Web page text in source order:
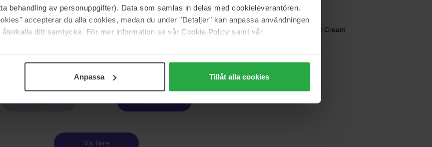
behandling av personuppgifter). Data som samlas in delas med cookieleverantören.
accepterar du alla cookies, medan du under "Detaljer" kan anpassa användningen
ditt samtycke. För mer information se vår Cookie Policy samt vår
Anpassa Tillåt alla cookies
HA
Bioeffect
EGF Serum
Dermalogica
Powerbright Overnight Cream
Neste
Vis flere